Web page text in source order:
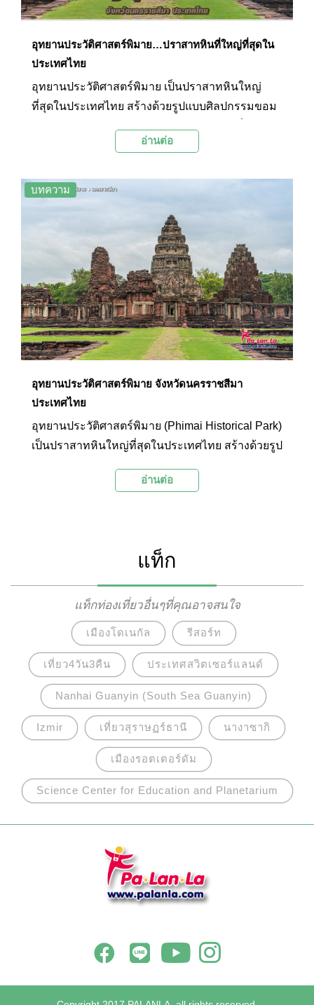
อุทยานประวัติศาสตร์พิมาย…ปราสาทหินที่ใหญ่ที่สุดใน
ประเทศไทย
อุทยานประวัติศาสตร์พิมาย เป็นปราสาทหินใหญ่
ที่สุดในประเทศไทย สร้างด้วยรูปแบบศิลปกรรมขอม
งดงาม จากหลักฐานทางโบราณคดีต่างๆ ทำให้เชื่อ
นครวัดที่เขมร
อ่านต่อ
บทความ
อุทยานประวัติศาสตร์พิมาย จังหวัดนครราชสีมา
ประเทศไทย
อุทยานประวัติศาสตร์พิมาย (Phimai Historical Park)
เป็นปราสาทหินใหญ่ที่สุดในประเทศไทย สร้างด้วยรูป
แบบนครวัดที่มีความงดงาม เชื่อกันว่าปราสาทหิน
อ่านต่อ
แท็ก
แท็กท่องเที่ยวอื่นๆที่คุณอาจสนใจ
เมืองโดเนกัล รีสอร์ท
เที่ยว4วัน3คืน ประเทศสวิตเซอร์แลนด์
Nanhai Guanyin (South Sea Guanyin)
Izmir เที่ยวสุราษฏร์ธานี นางาซากิ
เมืองรอตเตอร์ดัม
Science Center for Education and Planetarium